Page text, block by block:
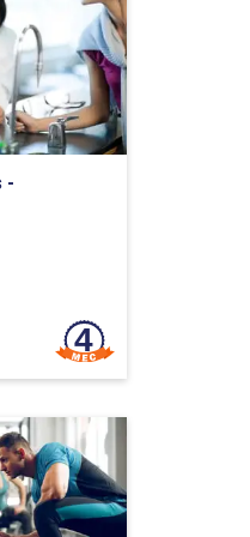
-
curso
Física
curso